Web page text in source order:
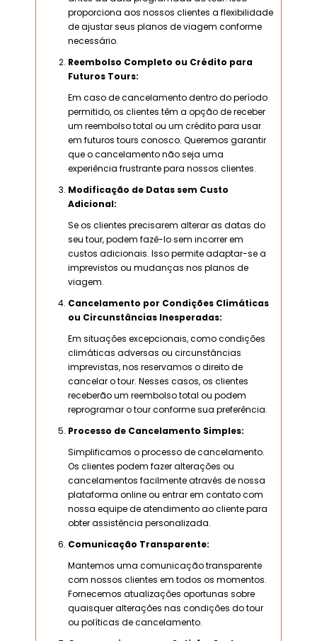
proporciona aos nossos clientes a flexibilidade
de ajustar seus planos de viagem conforme
necessário.
Reembolso Completo ou Crédito para
Futuros Tours:
Em caso de cancelamento dentro do período
permitido, os clientes têm a opção de receber
um reembolso total ou um crédito para usar
em futuros tours conosco. Queremos garantir
que o cancelamento não seja uma
experiência frustrante para nossos clientes.
Modificação de Datas sem Custo
Adicional:
Se os clientes precisarem alterar as datas do
seu tour, podem fazê-lo sem incorrer em
custos adicionais. Isso permite adaptar-se a
imprevistos ou mudanças nos planos de
viagem.
Cancelamento por Condições Climáticas
ou Circunstâncias Inesperadas:
Em situações excepcionais, como condições
climáticas adversas ou circunstâncias
imprevistas, nos reservamos o direito de
cancelar o tour. Nesses casos, os clientes
receberão um reembolso total ou podem
reprogramar o tour conforme sua preferência.
Processo de Cancelamento Simples:
Simplificamos o processo de cancelamento.
Os clientes podem fazer alterações ou
cancelamentos facilmente através de nossa
plataforma online ou entrar em contato com
nossa equipe de atendimento ao cliente para
obter assistência personalizada.
Comunicação Transparente:
Mantemos uma comunicação transparente
com nossos clientes em todos os momentos.
Fornecemos atualizações oportunas sobre
quaisquer alterações nas condições do tour
ou políticas de cancelamento.